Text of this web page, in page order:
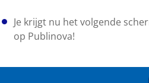
Je krijgt nu het volgende
op Publinova!